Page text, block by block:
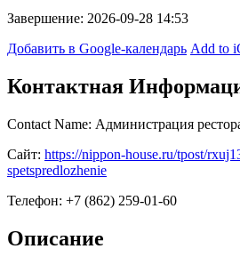
Завершение: 2026-09-28 14:53
Добавить в Google-календарь Add to
Контактная
Contact Name: Администрация
Сайт: https://nippon-house.ru/tpost/
spetspredlozhenie
Телефон: +7 (862) 259-01-60
Описание